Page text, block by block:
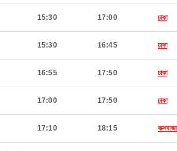
15:30 17:00 ঢাকা
15:30 16:45 ঢাকা
16:55 17:50 ঢাকা
17:00 17:50 ঢাকা
17:10 18:15